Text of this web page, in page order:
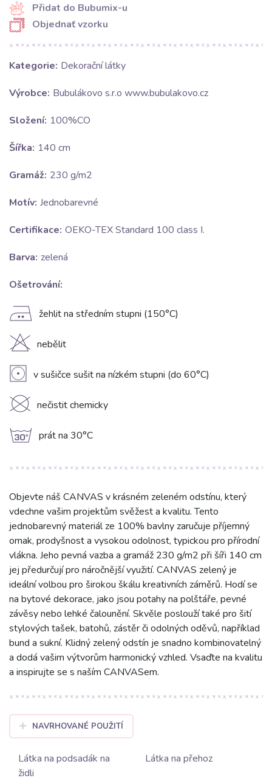
Přidat do Bubumix-u
Objednať vzorku
Kategorie: Dekorační látky
Výrobce: Bubulákovo s.r.o www.bubulakovo.cz
Složení: 100%CO
Šířka: 140 cm
Gramáž: 230 g/m2
Motív: Jednobarevné
Certifikace: OEKO-TEX Standard 100 class I.
Barva: zelená
Ošetrování:
E žehlit na středním stupni (150°C)
H nebělit
V v sušičce sušit na nízkém stupni (do 60°C)
K nečistit chemicky
g prát na 30°C
Objevte náš CANVAS v krásném zeleném odstínu, který
vdechne vašim projektům svěžest a kvalitu. Tento
jednobarevný materiál ze 100% bavlny zaručuje příjemný
omak, prodyšnost a vysokou odolnost, typickou pro přírodní
vlákna. Jeho pevná vazba a gramáž 230 g/m2 při šíři 140 cm
jej předurčují pro náročnější využití. CANVAS zelený je
ideální volbou pro širokou škálu kreativních záměrů. Hodí se
na bytové dekorace, jako jsou potahy na polštáře, pevné
závěsy nebo lehké čalounění. Skvěle poslouží také pro šití
stylových tašek, batohů, zástěr či odolných oděvů, například
bund a sukní. Klidný zelený odstín je snadno kombinovatelný
a dodá vašim výtvorům harmonický vzhled. Vsaďte na kvalitu
a inspirujte se s naším CANVASem.
NAVRHOVANÉ POUŽITÍ
Látka na podsadák na
židli
Látka na přehoz